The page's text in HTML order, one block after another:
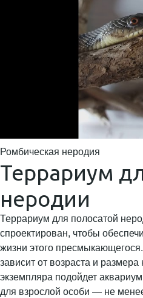
Ромбическая неродия
Террариум
неродии
Террариум для полосатой
спроектирован, чтобы
жизни этого
зависит от возраста и
экземпляра подойдет
для взрослой особи — не